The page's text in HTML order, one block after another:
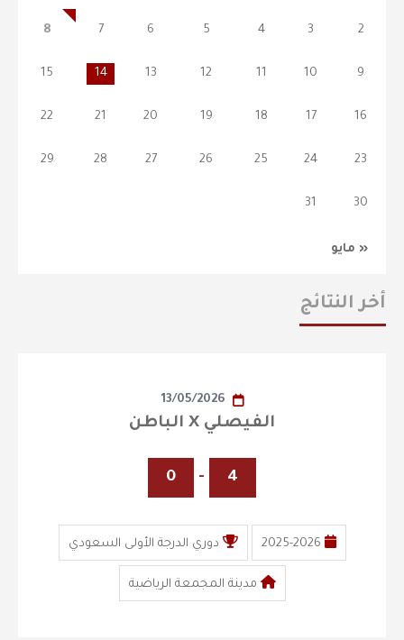
« مايو
2
3
4
5
6
7
8
9
10
11
12
13
14
15
16
17
18
19
20
21
22
23
24
25
26
27
28
29
30
31
أخر النتائج
13/05/2026
الفيصلي X الباطن
4
-
0
2025-2026 دوري الدرجة الأولى السعودي
مدينة المجمعة الرياضية